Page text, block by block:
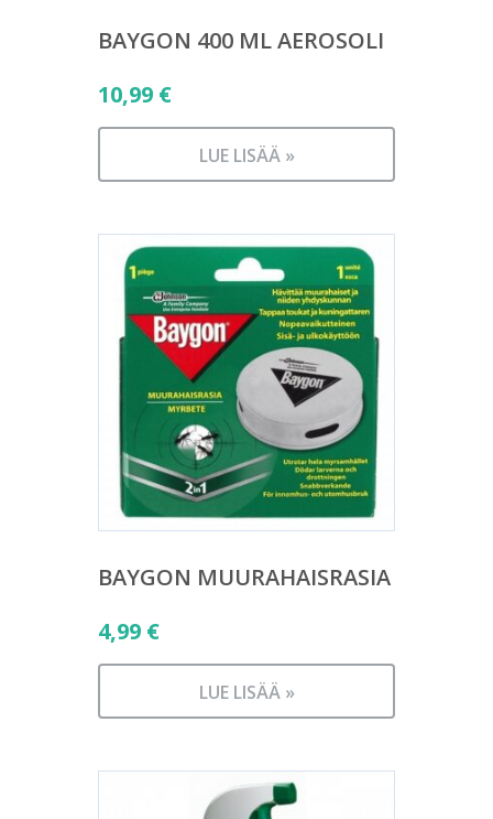
BAYGON 400 ML AEROSOLI
10,99 €
LUE LISÄÄ »
BAYGON MUURAHAISRASIA
4,99 €
LUE LISÄÄ »